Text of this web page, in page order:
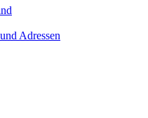
Adressen